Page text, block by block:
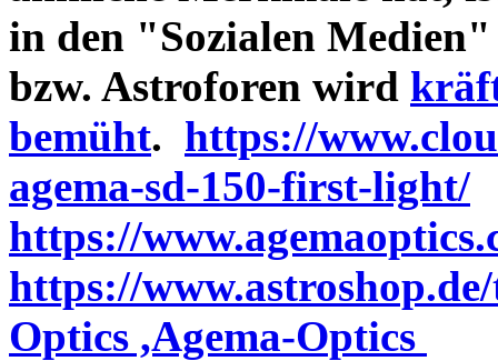
in den "Sozialen Medien"
bzw. Astroforen wird
bemüht. https://
agema-sd-150-first-light/
https://
https://
Optics ,Agema-Optics